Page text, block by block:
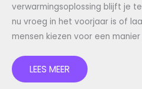
verwarmingsoplossing blijft je
nu vroeg in het voorjaar is of
mensen kiezen voor een
LEES MEER